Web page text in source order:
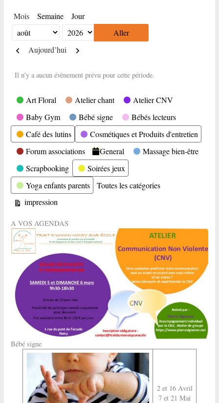
Mois Semaine Jour
Mois
Année
Précédent
Aujourd’hui Suivant
Il n’y a aucun évènement prévu pour cette période.
Catégories
Art Floral Atelier chant
Atelier CNV
Baby Gym
Bébé signe
Bébés lecteurs
Café des lutins
Cosmétiques et Produits d'entretien
Forum associations
General
Massage bien-être
Scrapbooking
Soirées jeux
Yoga enfants parents
Toutes les catégories
Vue
impression
A VOS AGENDAS
Bébé signe
2 et 16 Avril
7 et 21 Mai